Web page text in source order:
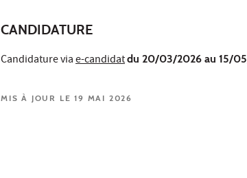
CANDIDATURE
Candidature viae-candidatdu 20/03/2026 au 15/
MIS À JOUR LE 19 MAI 2026